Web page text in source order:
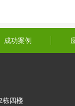
成功案例
栋四楼